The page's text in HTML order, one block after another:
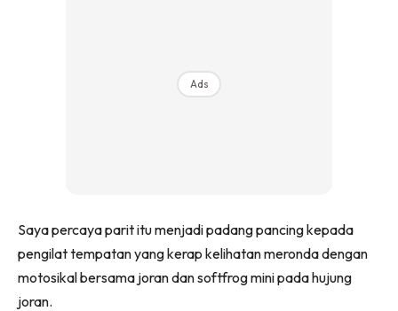
Ads
Saya percaya parit itu menjadi padang pancing kepada
pengilat tempatan yang kerap kelihatan meronda dengan
motosikal bersama joran dan softfrog mini pada hujung
joran.